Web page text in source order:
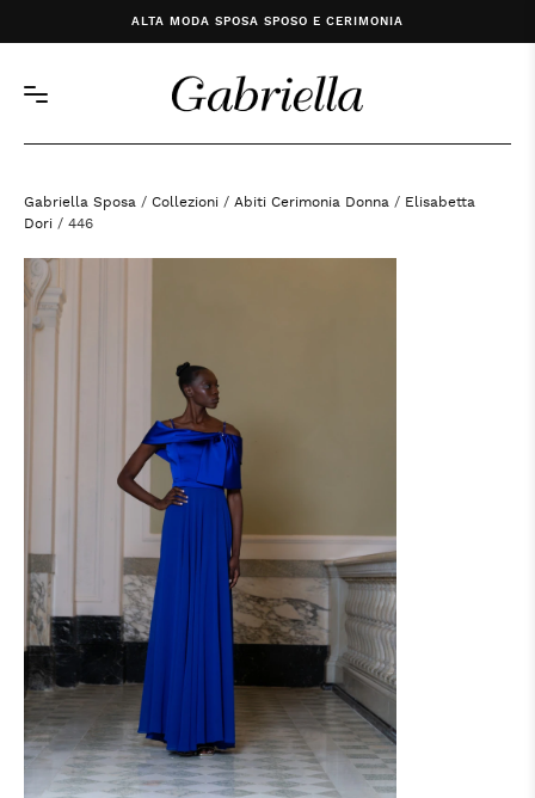
ALTA MODA SPOSA SPOSO E CERIMONIA
Gabriella Sposa / Collezioni / Abiti Cerimonia Donna / Elisabetta
Dori / 446